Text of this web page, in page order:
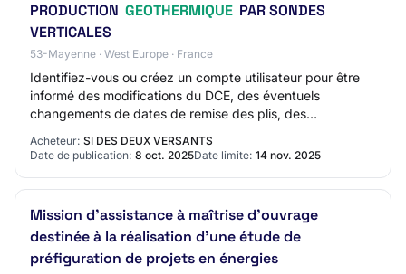
PRODUCTION GEOTHERMIQUE PAR SONDES
VERTICALES
53-Mayenne · West Europe · France
Identifiez-vous ou créez un compte utilisateur pour être
informé des modifications du DCE, des éventuels
changements de dates de remise des plis, des
Acheteur: SI DES DEUX VERSANTS
Date de publication: 8 oct. 2025Date limite: 14 nov. 2025
Mission d’assistance à maîtrise d’ouvrage
destinée à la réalisation d’une étude de
préfiguration de projets en énergies